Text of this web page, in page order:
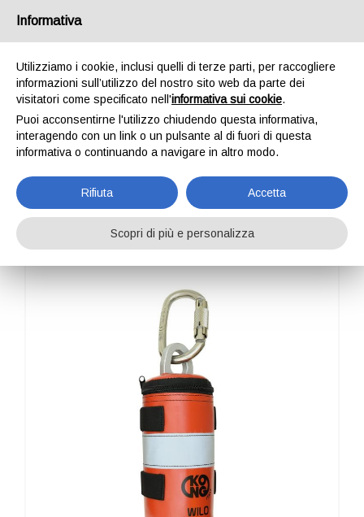
ALLESTIMENTO ELICOTTERO
WILO
Informativa
Utilizziamo i cookie, inclusi quelli di terze parti, per raccogliere
informazioni sull’utilizzo del nostro sito web da parte dei
visitatori come specificato nell'informativa sui cookie.
Puoi acconsentirne l'utilizzo chiudendo questa informativa,
interagendo con un link o un pulsante al di fuori di questa
informativa o continuando a navigare in altro modo.
Rifiuta Accetta
Scopri di più e personalizza